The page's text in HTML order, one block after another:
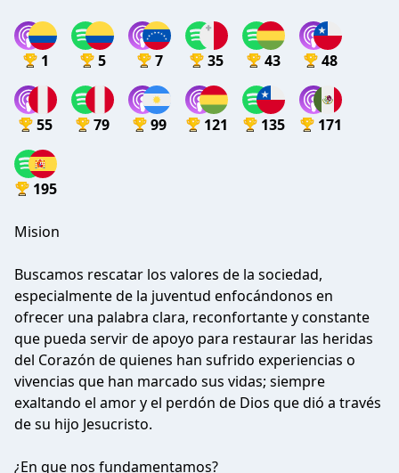
1 5 7 35 43 48
55 79 99 121 135 171
195
Mision
Buscamos rescatar los valores de la sociedad,
especialmente de la juventud enfocándonos en
ofrecer una palabra clara, reconfortante y constante
que pueda servir de apoyo para restaurar las heridas
del Corazón de quienes han sufrido experiencias o
vivencias que han marcado sus vidas; siempre
exaltando el amor y el perdón de Dios que dió a través
de su hijo Jesucristo.
¿En que nos fundamentamos?